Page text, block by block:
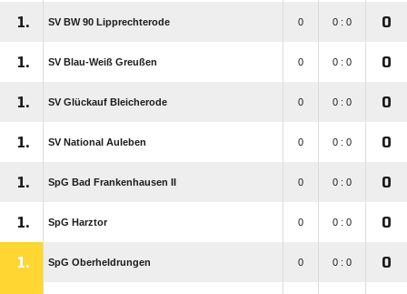
1. SV BW 90 Lipprechterode 0 0 : 0 0
1. SV Blau-Weiß Greußen 0 0 : 0 0
1. SV Glückauf Bleicherode 0 0 : 0 0
1. SV National Auleben 0 0 : 0 0
1. SpG Bad Frankenhausen II 0 0 : 0 0
1. SpG Harztor 0 0 : 0 0
1. SpG Oberheldrungen 0 0 : 0 0